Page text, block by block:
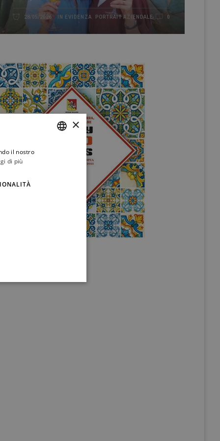
28/05/2026 IN EVIDENZA PORTRAIT AZIENDALE 0
×
il nostro
di più